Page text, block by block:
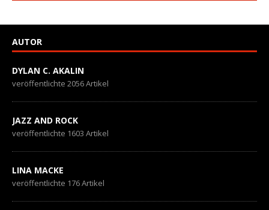
AUTOR
DYLAN C. AKALIN
veröffentlichte 2056 Artikel
JAZZ AND ROCK
veröffentlichte 1603 Artikel
LINA MACKE
veröffentlichte 176 Artikel